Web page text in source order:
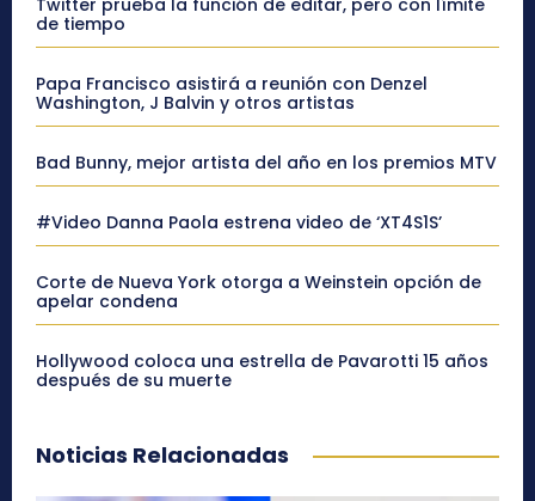
Twitter prueba la función de editar, pero con límite
de tiempo
Papa Francisco asistirá a reunión con Denzel
Washington, J Balvin y otros artistas
Bad Bunny, mejor artista del año en los premios MTV
#Video Danna Paola estrena video de ‘XT4S1S’
Corte de Nueva York otorga a Weinstein opción de
apelar condena
Hollywood coloca una estrella de Pavarotti 15 años
después de su muerte
Noticias Relacionadas